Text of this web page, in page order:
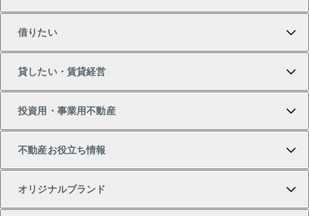
新築・分譲マンションの購入
中古マンションの購入
マンションの売却・査定
一戸建ての売却・査定
借りたい
借りたいTOP
物件を借りる
貸したい・賃貸経営
貸したいTOP
投資用・事業用不動産
不動産お役立ち情報
オリジナルブランド